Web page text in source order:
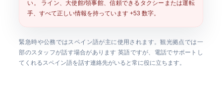
い。 ライン、大使館/領事館、信頼できるタクシーまたは運転
手、すべて正しい情報を持っています+53 数字。
緊急時や公務ではスペイン語が主に使用されます。観光拠点では一
部のスタッフが話す場合があります 英語ですが、電話でサポートし
てくれるスペイン語を話す連絡先がいると常に役に立ちます。